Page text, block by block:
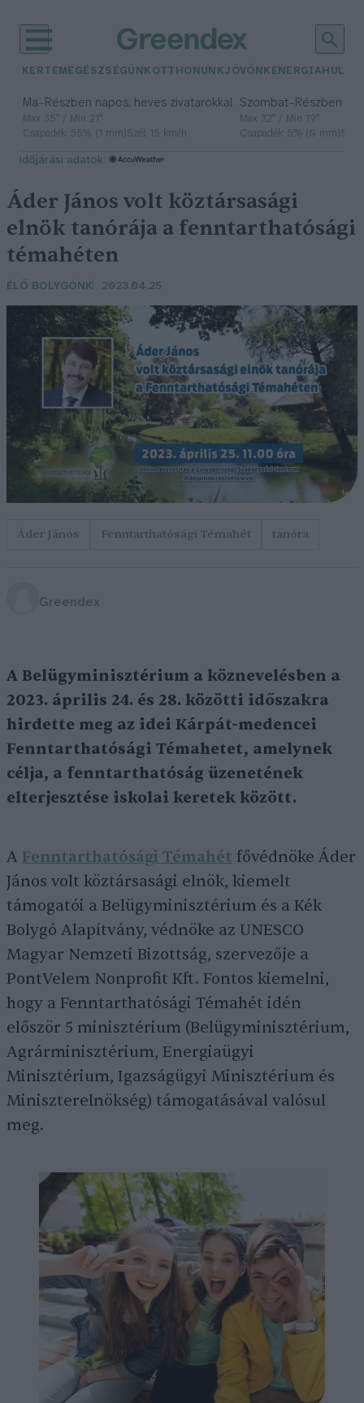
KERTEM EGÉSZSÉGÜNK OTTHONUNKJÖVŐNK ENERGIA
Ma– Részben napos, heves zivatarokkal
Max 35° / Min 21°
Csapadék: 55% (1 mm)Szél: 15 km/h
Szombat– Részben
Max 32° / Min 19°
Csapadék: 5% (0 mm)
időjárási adatok:
Áder János volt köztársasági
elnök tanórája a fenntarthatósági
témahéten
ÉLŐ BOLYGÓNK 2023.04.25
Áder János Fenntarthatósági Témahét tanóra
Greendex
A Belügyminisztérium a köznevelésben a
2023. április 24. és 28. közötti időszakra
hirdette meg az idei Kárpát-medencei
Fenntarthatósági Témahetet, amelynek
célja, a fenntarthatóság üzenetének
elterjesztése iskolai keretek között.
A Fenntarthatósági Témahét fővédnöke Áder
János volt köztársasági elnök, kiemelt
támogatói a Belügyminisztérium és a Kék
Bolygó Alapítvány, védnöke az UNESCO
Magyar Nemzeti Bizottság, szervezője a
PontVelem Nonprofit Kft. Fontos kiemelni,
hogy a Fenntarthatósági Témahét idén
először 5 minisztérium (Belügyminisztérium,
Agrárminisztérium, Energiaügyi
Minisztérium, Igazságügyi Minisztérium és
Miniszterelnökség) támogatásával valósul
meg.